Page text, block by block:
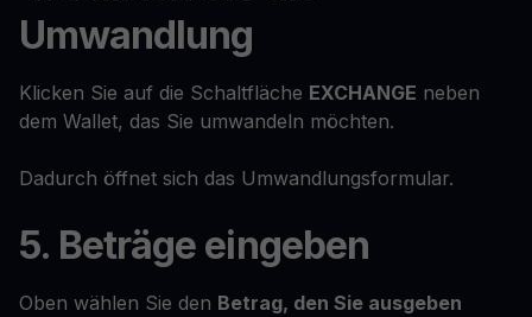
Umwandlung
Klicken Sie auf die Schaltfläche EXCHANGE neben
dem Wallet, das Sie umwandeln möchten.
Dadurch öffnet sich das Umwandlungsformular.
5. Beträge eingeben
Oben wählen Sie den Betrag, den Sie ausgeben